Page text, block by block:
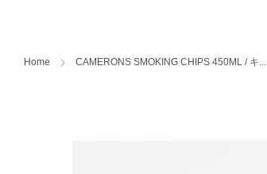
Home CAMERONS SMOKING CHIPS 450ML / キ...